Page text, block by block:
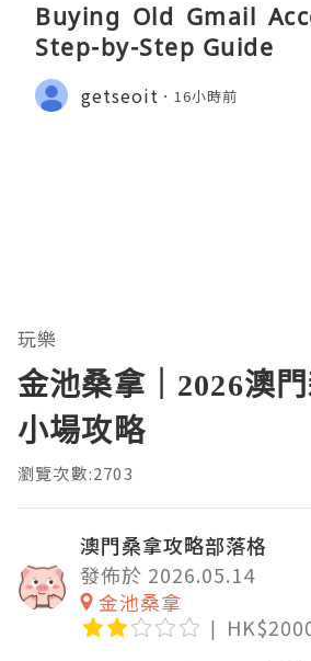
Buying Old Gmail
Step-by-Step Guide
getseoit 16小時前
玩樂
金池桑拿｜2026澳
小場攻略
瀏覽次數:2703
澳門桑拿攻略部落格
發佈於 2026.05.14
金池桑拿